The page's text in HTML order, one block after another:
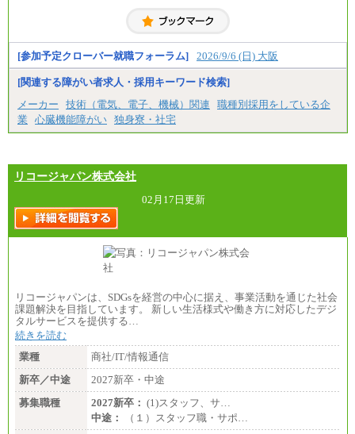
月給200,000円～350,000円
基本給は能力、過去の職歴を考慮の上、当社規定に
基づき決定します。
※試用期間中も給与に変更はございません
[参加予定クローバー就職フォーラム] 2026/9/6 (日) 大阪
[関連する障がい者求人・採用キーワード検索]
メーカー
技術（電気、電子、機械）関連
職種別採用をしている企
業
心臓機能障がい 独身寮・社宅
リコージャパン株式会社
02月17日更新
リコージャパンは、SDGsを経営の中心に据え、事業活動を通じた社会
課題解決を目指しています。 新しい生活様式や働き方に対応したデジ
タルサービスを提供する…
続きを読む
業種
商社/IT/情報通信
新卒／中途
2027新卒・中途
募集職種
2027新卒： (1)スタッフ、サ…
中途：
（１）スタッフ職・サポ…